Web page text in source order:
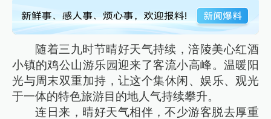
随着三九时节晴好天气持续，涪陵美心红酒
小镇的鸡公山游乐园迎来了客流小高峰。温暖阳
光与周末双重加持，让这个集休闲、娱乐、观光
于一体的特色旅游目的地人气持续攀升。
连日来，晴好天气相伴，不少游客脱去厚重